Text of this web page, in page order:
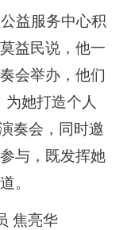
益服务中心积
益民说，他一
会举办，他们
为她打造个人
奏会，同时邀
与，既发挥她
。
焦亮华